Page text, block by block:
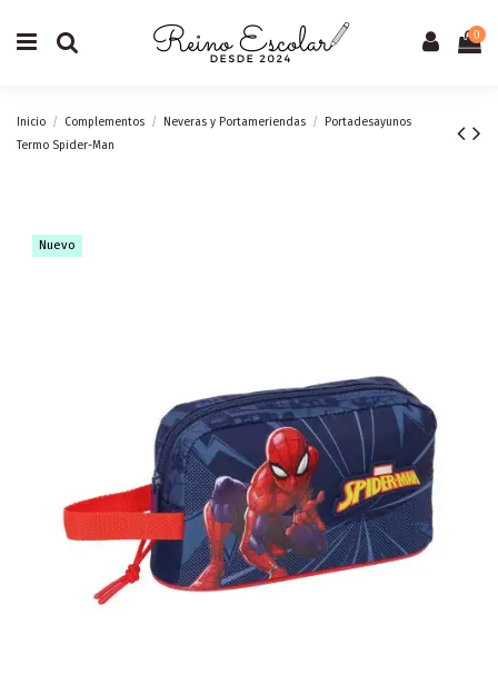
0
Inicio Complementos Neveras y Portameriendas
Portadesayunos
Termo Spider-Man
Nuevo